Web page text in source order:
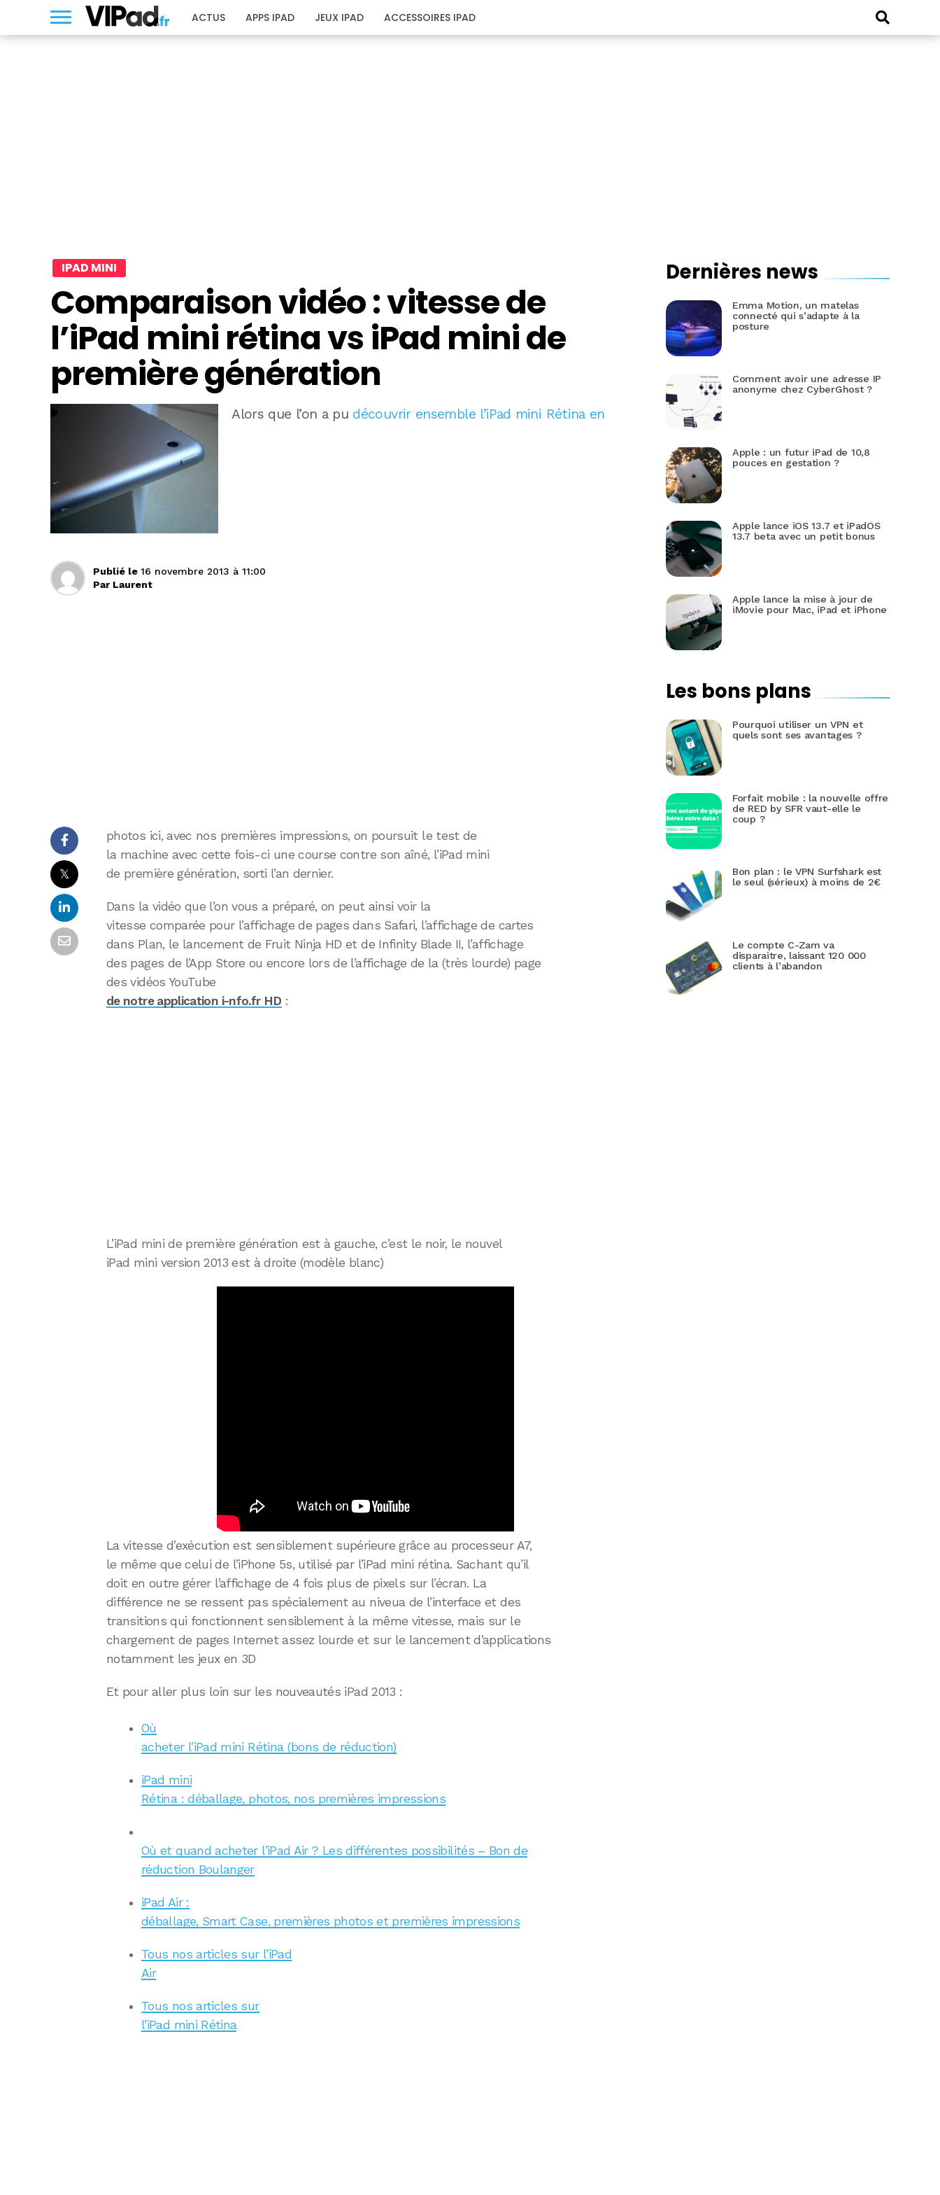
ACTUS APPS IPAD JEUX IPAD ACCESSOIRES IPAD
IPAD MINI
Comparaison vidéo : vitesse de
l’iPad mini rétina vs iPad mini de
première génération
Alors que l’on a pu découvrir ensemble l’iPad mini Rétina en
Publié le 16 novembre 2013 à 11:00
Par Laurent
𝕏
photos ici, avec nos premières impressions, on poursuit le test de
la machine avec cette fois-ci une course contre son aîné, l’iPad mini
de première génération, sorti l’an dernier.
Dans la vidéo que l’on vous a préparé, on peut ainsi voir la
vitesse comparée pour l’affichage de pages dans Safari, l’affichage de cartes
dans Plan, le lancement de Fruit Ninja HD et de Infinity Blade II, l’affichage
des pages de l’App Store ou encore lors de l’affichage de la (très lourde) page
des vidéos YouTube
de notre application i-nfo.fr HD :
L’iPad mini de première génération est à gauche, c’est le noir, le nouvel
iPad mini version 2013 est à droite (modèle blanc)
La vitesse d’exécution est sensiblement supérieure grâce au processeur A7,
le même que celui de l’iPhone 5s, utilisé par l’iPad mini rétina. Sachant qu’il
doit en outre gérer l’affichage de 4 fois plus de pixels sur l’écran. La
différence ne se ressent pas spécialement au niveua de l’interface et des
transitions qui fonctionnent sensiblement à la même vitesse, mais sur le
chargement de pages Internet assez lourde et sur le lancement d’applications
notamment les jeux en 3D
Et pour aller plus loin sur les nouveautés iPad 2013 :
Où
acheter l’iPad mini Rétina (bons de réduction)
iPad mini
Rétina : déballage, photos, nos premières impressions
Où et quand acheter l’iPad Air ? Les différentes possibilités – Bon de
réduction Boulanger
iPad Air :
déballage, Smart Case, premières photos et premières impressions
Tous nos articles sur l’iPad
Air
Tous nos articles sur
l’iPad mini Rétina
Dernières news
Emma Motion, un matelas
connecté qui s’adapte à la
posture
Comment avoir une adresse IP
anonyme chez CyberGhost ?
Apple : un futur iPad de 10,8
pouces en gestation ?
Apple lance iOS 13.7 et iPadOS
13.7 beta avec un petit bonus
Apple lance la mise à jour de
iMovie pour Mac, iPad et iPhone
Les bons plans
Pourquoi utiliser un VPN et
quels sont ses avantages ?
Forfait mobile : la nouvelle offre
de RED by SFR vaut-elle le
coup ?
Bon plan : le VPN Surfshark est
le seul (sérieux) à moins de 2€
Le compte C-Zam va
disparaitre, laissant 120 000
clients à l’abandon